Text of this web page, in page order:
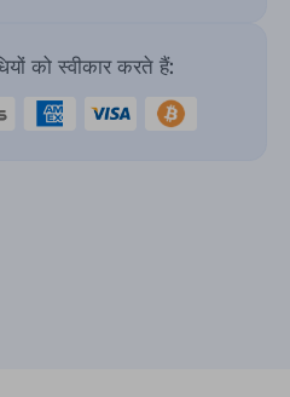
को स्वीकार करते हैं: